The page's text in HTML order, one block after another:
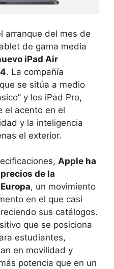
arranque del mes de
de gama media
iPad Air
. La compañía
se sitúa a medio
y los iPad Pro,
el acento en el
y la inteligencia
el exterior.
Apple ha
de la
, un movimiento
en el que casi
sus catálogos.
que se posiciona
estudiantes,
en movilidad y
potencia que en un